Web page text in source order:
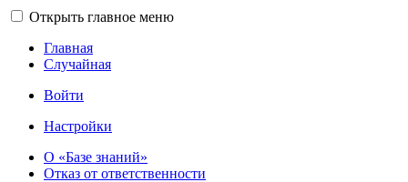
Открыть главное меню
Главная
Случайная
Войти
Настройки
О «Базе знаний»
Отказ от ответственности